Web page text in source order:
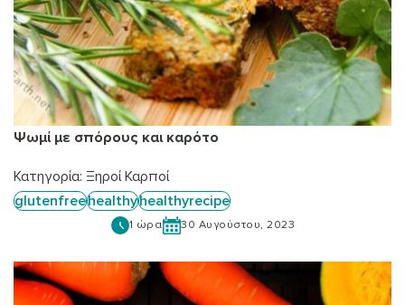
Ψωμί με σπόρους και καρότο
Κατηγορία: Ξηροί Καρποί
glutenfreehealthyhealthyrecipe
1 ώρα 30 Αυγούστου, 2023